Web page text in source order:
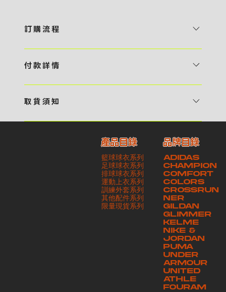
訂 購 流 程
預 約 〉，參看官網上的商品目錄和作品照片去選擇心儀的款式，同時可
報價 貴客可透過電郵方式或 WhatsApp 平台提交定製資料，4AM 團
相關價目，貴客最終確認後將獲取正式完整單據，請安排繳付貨款訂金以
啟動貨品製作 4 / 商品印製 訂金核實後，4AM 團隊將隨即開始製作 5
/ 貨品提取 商品製作完成後，4AM 團隊將聯絡貴客安排貨款餘額及提取
貨品。貴客可選擇最適合的付款方式以及取貨安排
付 款 詳 情
・ Payme ・ 現金機入數 ・ 銀行櫃檯入數 ・ ATM自動櫃員機轉帳 ・
交易單據。如貴客欲更改電郵地址，請與 4AM 團隊聯絡 - 貴客的付款
記錄可透過電郵 或 WhatsApp平台（ 請註明訂單編號 ）交予4AM 團
隊核實有關款項 - 任何轉帳或換匯交易手續費等額外費用，一概不歸屬
本公司之責任 - 貴客請於收獲本公司正式訂購單據後 3 個工作天內安排
付款。如未能按期繳付所需款項，貴客須緻交因逾期所衍生之額外行政費
取 貨 須 知
請與4AM團隊職員聯絡預約取貨時間｜​ ・ GoGoVan ｜即日完成配送
服務｜運費由貴客現金支付司機｜ ・ 順豐速運 ｜貨件運送需要多於2－
3個工作天｜到付｜​ - 貴客請於貨品可取日起之 10 個工作天內安排提取
貨品，如逾期未取，本公司將不予保存相關貨品。有關貨款訂金將不予歸
還，貴客仍須負責貨款餘額 - 貴客請於收貨時小心核對貨品數量及檢查
貨品品質 - 基於 S.F. Express / GoGoVan 等託運商為第三方服務，
本公司將保證貨品安全到達第三方手中。如第三方在運送過程中引致任何
有關貨品之遺失、損毀、誤投或運送延誤，本公司一律不負責
產品目錄
籃球球衣系列
足球球衣系列
排球球衣系列
運動上衣系列
訓練外套系列
其他配件系列
​限量現貨系列
ADIDAS
CHAMPION
COMFORT
COLORS
CROSSRUN
NER
GILDAN
GLIMMER
KELME
NIKE &
JORDAN
PUMA
UNDER
ARMOUR
UNITED
ATHLE
FOURAM
品牌目錄